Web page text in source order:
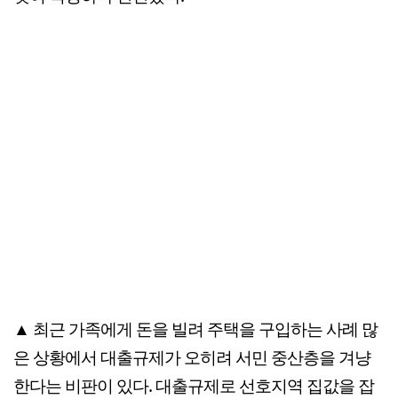
▲ 최근 가족에게 돈을 빌려 주택을 구입하는 사례 많
은 상황에서 대출규제가 오히려 서민 중산층을 겨냥
한다는 비판이 있다. 대출규제로 선호지역 집값을 잡